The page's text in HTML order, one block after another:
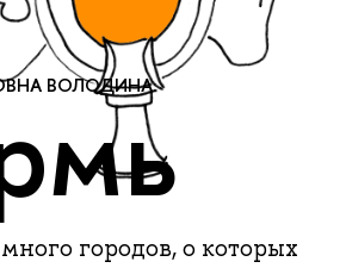
ВОЛОДИНА:
городов, о которых